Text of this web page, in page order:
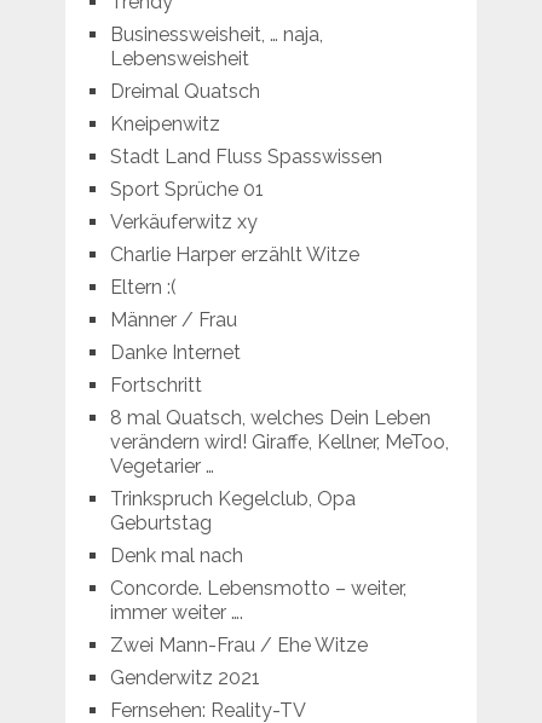
Businessweisheit, … naja,
Lebensweisheit
Dreimal Quatsch
Kneipenwitz
Stadt Land Fluss Spasswissen
Sport Sprüche 01
Verkäuferwitz xy
Charlie Harper erzählt Witze
Eltern :(
Männer / Frau
Danke Internet
Fortschritt
8 mal Quatsch, welches Dein Leben
verändern wird! Giraffe, Kellner, MeToo,
Vegetarier …
Trinkspruch Kegelclub, Opa
Geburtstag
Denk mal nach
Concorde. Lebensmotto – weiter,
immer weiter ….
Zwei Mann-Frau / Ehe Witze
Genderwitz 2021
Fernsehen: Reality-TV